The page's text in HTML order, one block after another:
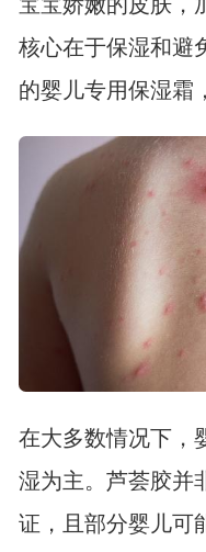
核心在于保湿和避
的婴儿专用保湿霜
在大多数情况下，
湿为主。芦荟胶并
证，且部分婴儿可